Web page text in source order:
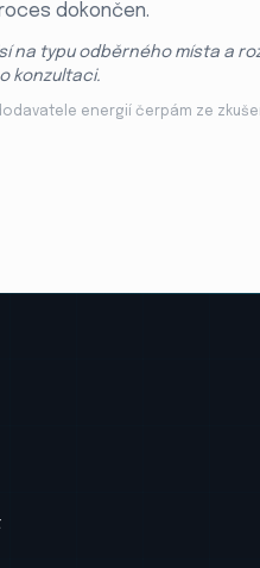
dokončen.
na typu odběrného místa a
konzultaci.
energií čerpám ze